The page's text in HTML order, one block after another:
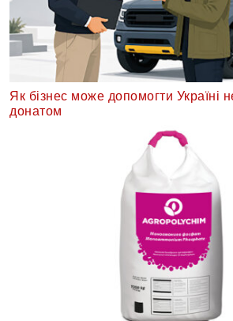
Як бізнес може допомогти Україні
донатом